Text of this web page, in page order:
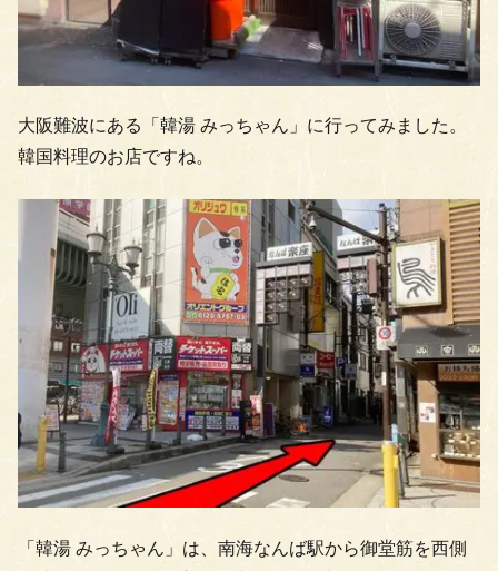
大阪難波にある「韓湯 みっちゃん」に行ってみました。
韓国料理のお店ですね。
「韓湯 みっちゃん」は、南海なんば駅から御堂筋を西側